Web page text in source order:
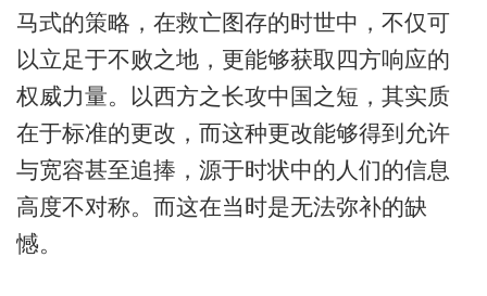
马式的策略，在救亡图存的时世中，不仅可
以立足于不败之地，更能够获取四方响应的
权威力量。以西方之长攻中国之短，其实质
在于标准的更改，而这种更改能够得到允许
与宽容甚至追捧，源于时状中的人们的信息
高度不对称。而这在当时是无法弥补的缺
憾。